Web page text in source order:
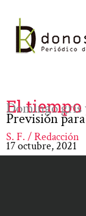
contenido
El tiempo
Domingo gris
Previsión
S. F. / Redacción
17 octubre, 2021